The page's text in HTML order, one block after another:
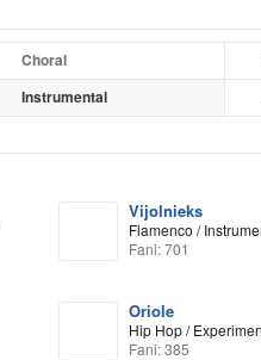
Choral
Instrumental
Vijolnieks
Flamenco /
Fani: 701
Oriole
Hip Hop /
Fani: 385